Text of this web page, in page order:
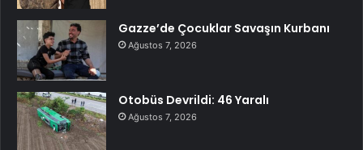
Gazze’de Çocuklar Savaşın Kurbanı
Ağustos 7, 2026
Otobüs Devrildi: 46 Yaralı
Ağustos 7, 2026